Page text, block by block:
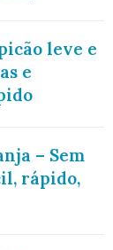
leve e
e
– Sem
rápido,